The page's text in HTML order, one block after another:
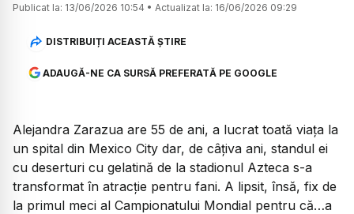
Publicat la: 13/06/2026 10:54 • Actualizat la: 16/06/2026 09:29
DISTRIBUIȚI ACEASTĂ ȘTIRE
ADAUGĂ-NE CA SURSĂ PREFERATĂ PE GOOGLE
Alejandra Zarazua are 55 de ani, a lucrat toată viața la
un spital din Mexico City dar, de câțiva ani, standul ei
cu deserturi cu gelatină de la stadionul Azteca s-a
transformat în atracție pentru fani. A lipsit, însă, fix de
la primul meci al Campionatului Mondial pentru că…a